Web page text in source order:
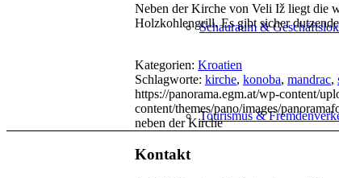
Schauraum &
Tourismus &
Neben der Kirche von Veli Iž liegt die
Holzkohlengrill. Es gibt sicher
Kategorien: Kroatien
Schlagworte: kirche, konoba, mandrac,
https://panorama.egm.at/wp-content/
content/themes/pano/images/
neben der Kirche
Kontakt